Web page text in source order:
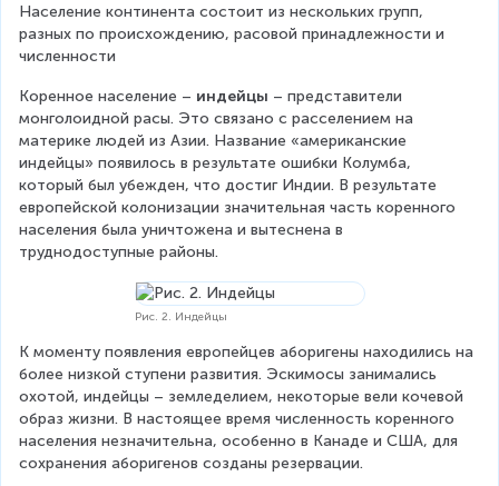
Население континента состоит из нескольких групп,
разных по происхождению, расовой принадлежности и
численности
Коренное население – индейцы – представители
монголоидной расы. Это связано с расселением на
материке людей из Азии. Название «американские
индейцы» появилось в результате ошибки Колумба,
который был убежден, что достиг Индии. В результате
европейской колонизации значительная часть коренного
населения была уничтожена и вытеснена в
труднодоступные районы.
Рис. 2. Индейцы
К моменту появления европейцев аборигены находились на
более низкой ступени развития. Эскимосы занимались
охотой, индейцы – земледелием, некоторые вели кочевой
образ жизни. В настоящее время численность коренного
населения незначительна, особенно в Канаде и США, для
сохранения аборигенов созданы резервации.